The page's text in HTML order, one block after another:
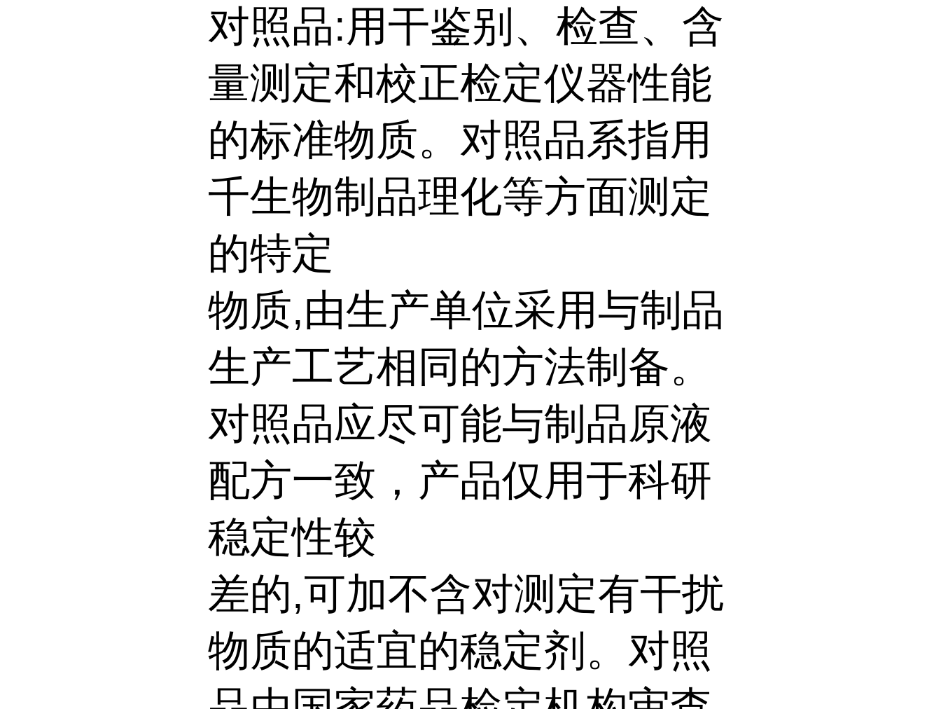
对照品:用干鉴别、检查、含
量测定和校正检定仪器性能
的标准物质。对照品系指用
千生物制品理化等方面测定
的特定
物质,由生产单位采用与制品
生产工艺相同的方法制备。
对照品应尽可能与制品原液
配方一致，产品仅用于科研
稳定性较
差的,可加不含对测定有干扰
物质的适宜的稳定剂。对照